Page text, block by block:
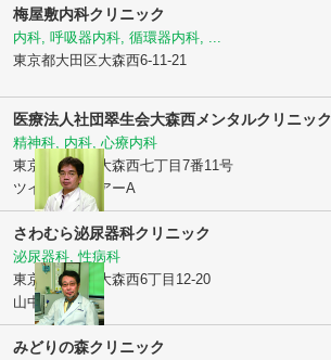
梅屋敷内科クリニック
内科, 呼吸器内科, 循環器内科, ...
東京都大田区大森西6-11-21
医療法人社団翠生会大森西メンタルクリニック
精神科, 内科, 心療内科
東京都大田区
大森西七丁目7番11号
ツインスクエアーA
さわむら泌尿器科クリニック
泌尿器科, 性病科
東京都大田区
大森西6丁目12-20
山中ビル2F
みどりの森クリニック